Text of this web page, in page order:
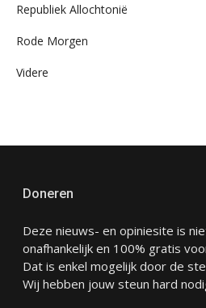
Republiek Allochtonië
Rode Morgen
Videre
Doneren
Deze nieuws- en opiniesite is
onafhankelijk en 100% gratis
Dat is enkel mogelijk door de
Wij hebben jouw steun hard